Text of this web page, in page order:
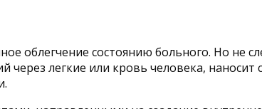
облегчение состоянию больного. Но не
через легкие или кровь человека,